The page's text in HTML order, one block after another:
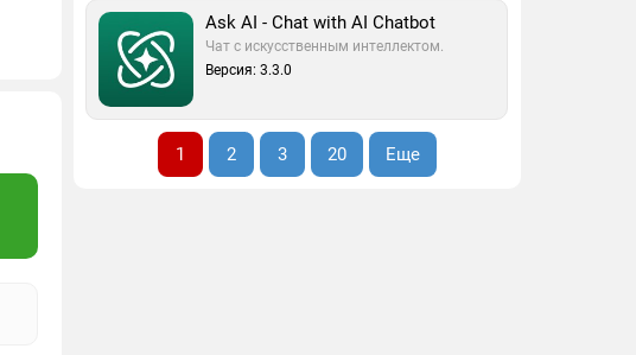
Ask AI - Chat with AI Chatbot
Чат с искусственным интеллектом.
Версия: 3.3.0
1 2 3 20 Еще